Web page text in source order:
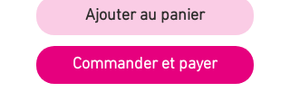
Ajouter au panier
Commander et payer